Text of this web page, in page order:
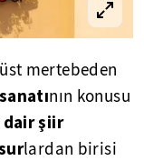
mertebeden
nın konusu
dair şiir
lardan birisi